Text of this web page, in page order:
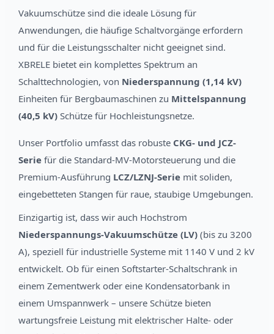
Vakuumschütze sind die ideale Lösung für
Anwendungen, die häufige Schaltvorgänge erfordern
und für die Leistungsschalter nicht geeignet sind.
XBRELE bietet ein komplettes Spektrum an
Schalttechnologien, von Niederspannung (1,14 kV)
Einheiten für Bergbaumaschinen zu Mittelspannung
(40,5 kV) Schütze für Hochleistungsnetze.
Unser Portfolio umfasst das robuste CKG- und JCZ-
Serie für die Standard-MV-Motorsteuerung und die
Premium-Ausführung LCZ/LZNJ-Serie mit soliden,
eingebetteten Stangen für raue, staubige Umgebungen.
Einzigartig ist, dass wir auch Hochstrom
Niederspannungs-Vakuumschütze (LV) (bis zu 3200
A), speziell für industrielle Systeme mit 1140 V und 2 kV
entwickelt. Ob für einen Softstarter-Schaltschrank in
einem Zementwerk oder eine Kondensatorbank in
einem Umspannwerk – unsere Schütze bieten
wartungsfreie Leistung mit elektrischer Halte- oder